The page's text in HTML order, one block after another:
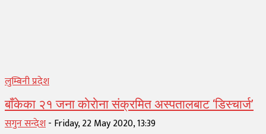
लुम्बिनी प्रदेश
बाँकेका २१ जना काेराेना संक्रमित अस्पतालबाट ‘डिस्चार्ज’
सगुन सन्देश- Friday, 22 May 2020, 13:39